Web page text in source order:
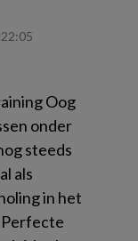
Oog
onder
steeds
als
in het
Perfecte